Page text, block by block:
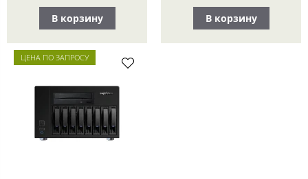
В корзину В корзину
ЦЕНА ПО ЗАПРОСУ